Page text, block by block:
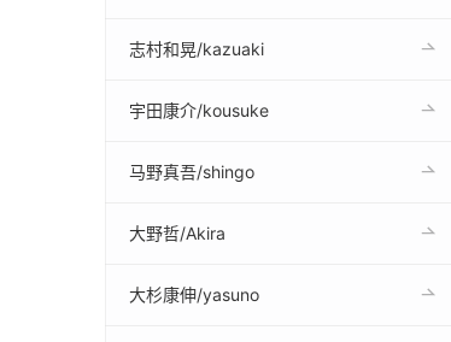
志村和晃/kazuaki
宇田康介/kousuke
马野真吾/shingo
大野哲/Akira
大杉康伸/yasuno